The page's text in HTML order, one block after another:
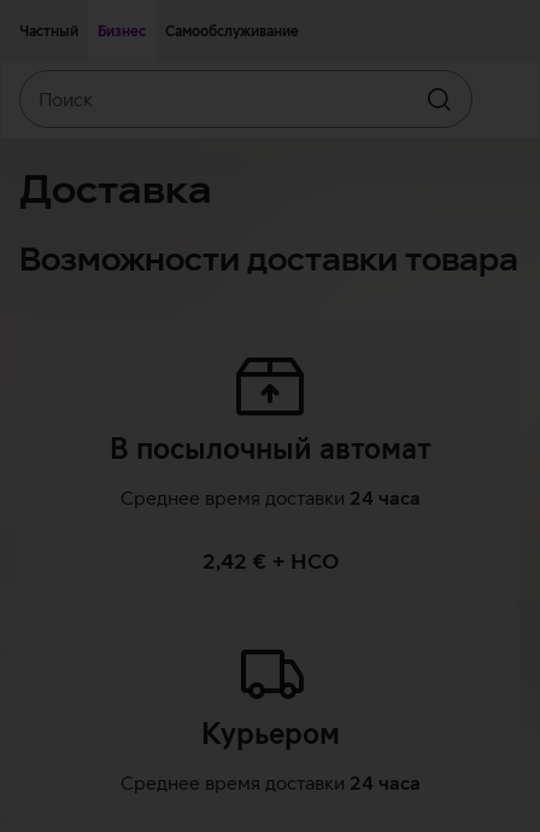
Частный
Бизнес Самообслуживание
Искать
Доставка
Возможности доставки товара
В посылочный автомат
Среднее время доставки 24 часа
2,42 € + НСО
Курьером
Среднее время доставки 24 часа